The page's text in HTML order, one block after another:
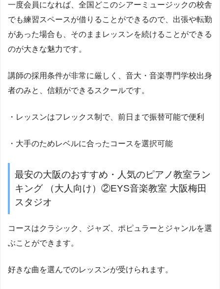
一度会員になれば、全国どこのシアーミュージックの校舎
でも練習スペースが借りることができるので、出張や転勤
があった場合も、そのままレッスンを続けることができる
のが大きな魅力です。
講師の採用条件が非常に厳しく、音大・音楽専門学校出身
者のみと、信頼ができるスクールです。
・レッスンはフレックス制で、前日まで振替可能で便利
・大手のためレベルに合ったコースを選択可能
最安の大阪のおすすめ・人気のピアノ教室ラン
キング （大人向け）②EYS音楽教室 大阪梅田
スタジオ
コースはクラシック、ジャズ、ポピュラーとジャンルを選
ぶことができます。
好きな曲を選んでのレッスンが受けられます。